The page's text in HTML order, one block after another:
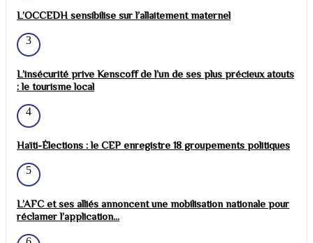
L’OCCEDH sensibilise sur l’allaitement maternel
3
L’insécurité prive Kenscoff de l’un de ses plus précieux atouts
: le tourisme local
4
Haïti-Élections : le CEP enregistre 18 groupements politiques
5
L’AFC et ses alliés annoncent une mobilisation nationale pour
réclamer l’application...